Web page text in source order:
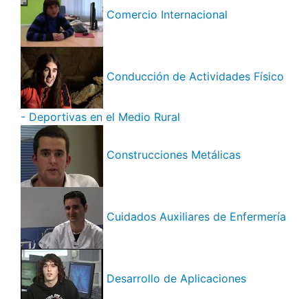
Comercio Internacional
Conducción de Actividades Físico
- Deportivas en el Medio Rural
Construcciones Metálicas
Cuidados Auxiliares de Enfermería
Desarrollo de Aplicaciones